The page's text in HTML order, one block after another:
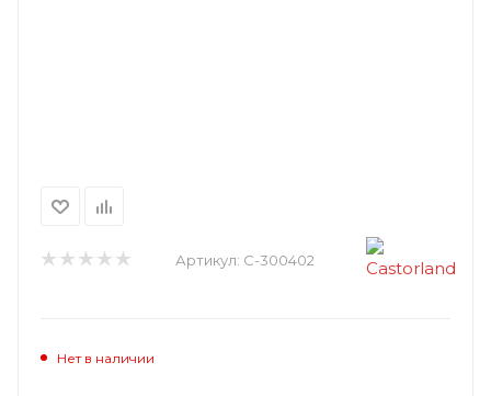
Артикул: C-300402
Нет в наличии